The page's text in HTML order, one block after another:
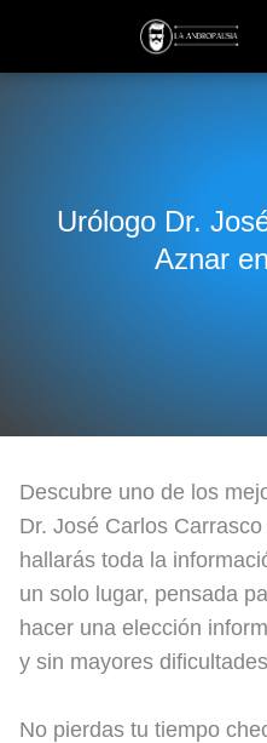
Urólogo Dr.
Aznar
Descubre uno de los
Dr. José Carlos
hallarás toda la
un solo lugar, pensada
hacer una elección
y sin mayores
No pierdas tu tiempo